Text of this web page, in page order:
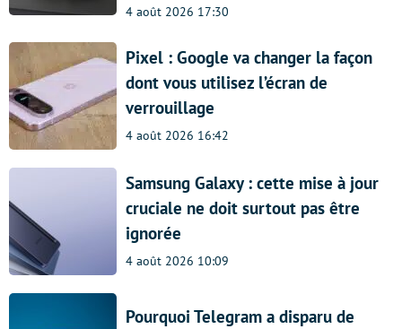
4 août 2026 17:30
Pixel : Google va changer la façon
dont vous utilisez l’écran de
verrouillage
4 août 2026 16:42
Samsung Galaxy : cette mise à jour
cruciale ne doit surtout pas être
ignorée
4 août 2026 10:09
Pourquoi Telegram a disparu de